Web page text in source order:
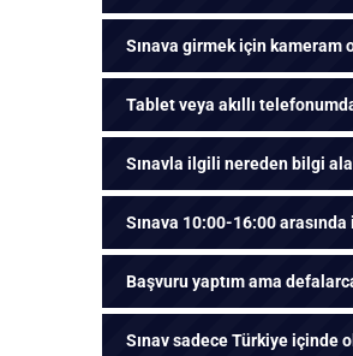
Sınava girmek için kameram
Tablet veya akıllı
Sınavla ilgili nereden bilgi
Sınava 10:00-16:00
Başvuru yaptım ama
Sınav sadece Türkiye içinde